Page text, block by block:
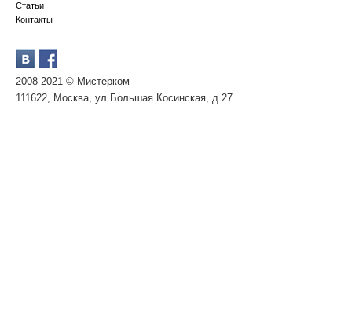
Статьи
Контакты
2008-2021 © Мистерком
111622, Москва, ул.Большая Косинская, д.27